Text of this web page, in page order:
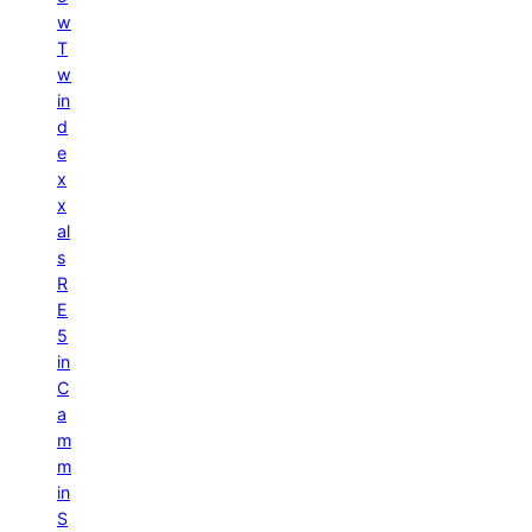
w
T
w
in
d
e
x
x
al
s
R
E
5
in
C
a
m
m
in
S